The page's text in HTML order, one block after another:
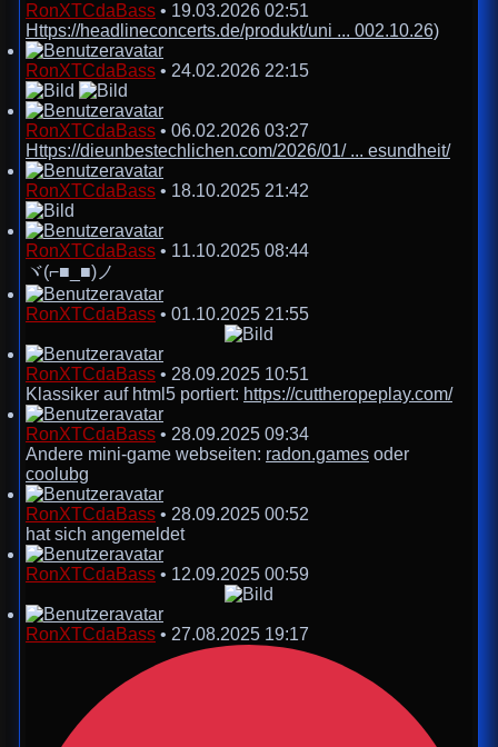
RonXTCdaBass • 19.03.2026 02:51
Https://headlineconcerts.de/produkt/uni ... 002.10.26)
RonXTCdaBass • 24.02.2026 22:15
RonXTCdaBass • 06.02.2026 03:27
Https://dieunbestechlichen.com/2026/01/ ... esundheit/
RonXTCdaBass • 18.10.2025 21:42
RonXTCdaBass • 11.10.2025 08:44
ヾ(⌐■_■)ノ
RonXTCdaBass • 01.10.2025 21:55
RonXTCdaBass • 28.09.2025 10:51
Klassiker auf html5 portiert: https://cuttheropeplay.com/
RonXTCdaBass • 28.09.2025 09:34
Andere mini-game webseiten: radon.games oder
coolubg
RonXTCdaBass • 28.09.2025 00:52
hat sich angemeldet
RonXTCdaBass • 12.09.2025 00:59
RonXTCdaBass • 27.08.2025 19:17